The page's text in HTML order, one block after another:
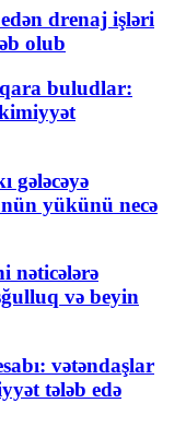
drenaj işləri
olub
buludlar:
gələcəyə
yükünü necə
nəticələrə
və beyin
vətəndaşlar
tələb edə